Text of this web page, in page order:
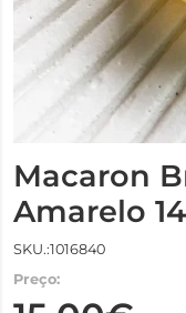
Macaron
Amarelo
SKU.:1016840
Preço: